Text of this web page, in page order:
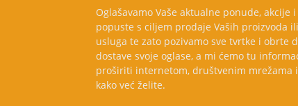
Oglašavamo Vaše aktualne ponude, akcije i
popuste s ciljem prodaje Vaših proizvoda ili
usluga te zato pozivamo sve tvrtke i obrte
dostave svoje oglase, a mi ćemo tu
proširiti internetom, društvenim mrežama
kako već želite.